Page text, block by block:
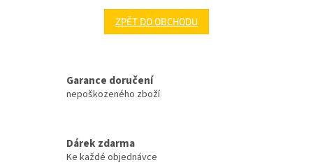
ZPĚT DO OBCHODU
Garance doručení
nepoškozeného zboží
Dárek zdarma
Ke každé objednávce